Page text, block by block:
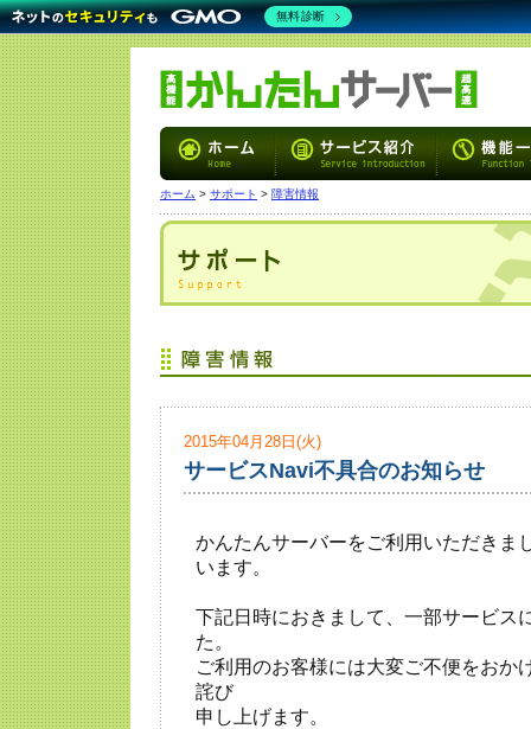
ホーム > サポート > 障害情報
2015年04月28日(火)
サービスNavi不具合のお知らせ
かんたんサーバーをご利用いただきま
います。
下記日時におきまして、一部サービス
た。
ご利用のお客様には大変ご不便をおか
詫び
申し上げます。
無料診断